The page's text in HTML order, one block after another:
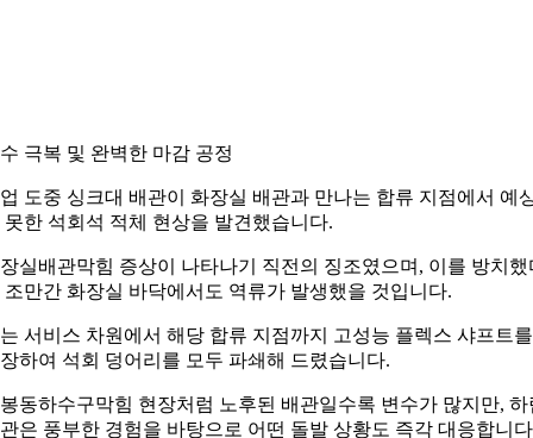
극복 및 완벽한 마감 공정
도중 싱크대 배관이 화장실 배관과 만나는 합류 지점에서 예
못한 석회석 적체 현상을 발견했습니다.
실배관막힘 증상이 나타나기 직전의 징조였으며, 이를 방치했
조만간 화장실 바닥에서도 역류가 발생했을 것입니다.
서비스 차원에서 해당 합류 지점까지 고성능 플렉스 샤프트를
하여 석회 덩어리를 모두 파쇄해 드렸습니다.
동하수구막힘 현장처럼 노후된 배관일수록 변수가 많지만, 하
은 풍부한 경험을 바탕으로 어떤 돌발 상황도 즉각 대응합니